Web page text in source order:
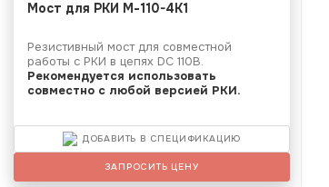
Мост для РКИ М-110-4K1
Резистивный мост для совместной
работы с РКИ в цепях DC 110В.
Рекомендуется использовать
совместно с любой версией РКИ.
ДОБАВИТЬ В СПЕЦИФИКАЦИЮ
ЗАПРОСИТЬ ЦЕНУ